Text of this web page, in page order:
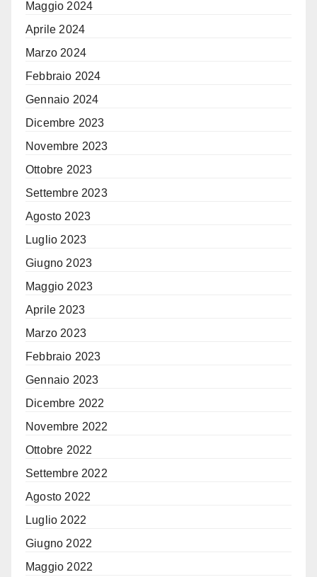
Maggio 2024
Aprile 2024
Marzo 2024
Febbraio 2024
Gennaio 2024
Dicembre 2023
Novembre 2023
Ottobre 2023
Settembre 2023
Agosto 2023
Luglio 2023
Giugno 2023
Maggio 2023
Aprile 2023
Marzo 2023
Febbraio 2023
Gennaio 2023
Dicembre 2022
Novembre 2022
Ottobre 2022
Settembre 2022
Agosto 2022
Luglio 2022
Giugno 2022
Maggio 2022